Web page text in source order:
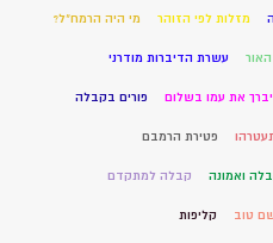
מזלות לפי הזוהר מי היה הרמח"ל?
עשרת הדיברות מודרני
את עמו בשלום פורים בקבלה
פטירת הרמבם
ואמונה קבלה למתקדם
טוב קליפות